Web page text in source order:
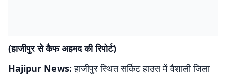
(हाजीपुर से कैफ अहमद की रिपोर्ट)
Hajipur News: हाजीपुर स्थित सर्किट हाउस में वैशाली जिला